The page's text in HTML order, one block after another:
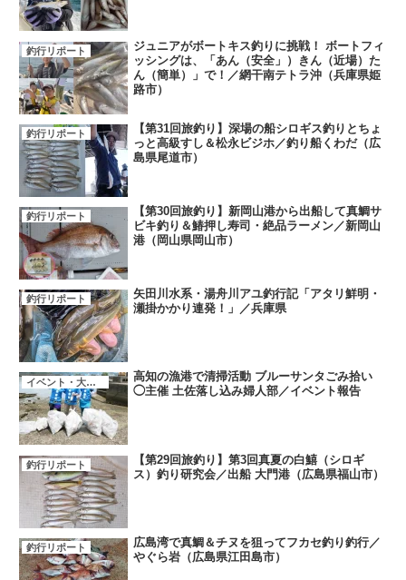
釣行リポート
ジュニアがボートキス釣りに挑戦！ ボートフィ
ッシングは、「あん（安全」）きん（近場）た
ん（簡単）」で！／網干南テトラ沖（兵庫県姫
路市）
釣行リポート
【第31回旅釣り】深場の船シロギス釣りとちょ
っと高級すし＆松永ビジホ／釣り船くわだ（広
島県尾道市）
釣行リポート
【第30回旅釣り】新岡山港から出船して真鯛サ
ビキ釣り＆鰆押し寿司・絶品ラーメン／新岡山
港（岡山県岡山市）
釣行リポート
矢田川水系・湯舟川アユ釣行記「アタリ鮮明・
瀬掛かかり連発！」／兵庫県
イベント・大会・キャンペーン
高知の漁港で清掃活動 ブルーサンタごみ拾い
◯主催 土佐落し込み婦人部／イベント報告
釣行リポート
【第29回旅釣り】第3回真夏の白鱚（シロギ
ス）釣り研究会／出船 大門港（広島県福山市）
釣行リポート
広島湾で真鯛＆チヌを狙ってフカセ釣り釣行／
やぐら岩（広島県江田島市）